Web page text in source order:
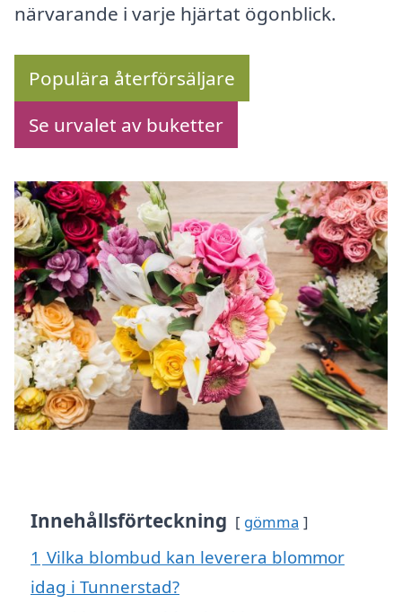
närvarande i varje hjärtat ögonblick.
Populära återförsäljare
Se urvalet av buketter
Innehållsförteckning gömma
1 Vilka blombud kan leverera blommor
idag i Tunnerstad?